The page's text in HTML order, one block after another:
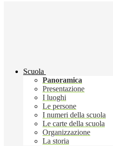
Scuola
Panoramica
Presentazione
I luoghi
Le persone
I numeri della scuola
Le carte della scuola
Organizzazione
La storia